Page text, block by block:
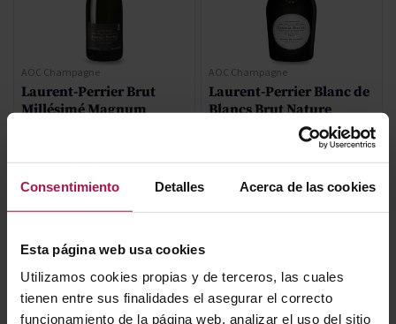
Consentimiento Detalles Acerca de las cookies
Esta página web usa cookies
Utilizamos cookies propias y de terceros, las cuales
tienen entre sus finalidades el asegurar el correcto
funcionamiento de la página web, analizar el uso del sitio
AOC Champagne
Laurent-Perrier Brut
Millésimé Magnum
278,40 €
AOC Champagne
Laurent-Perrier Blanc de
Blancs Brut Nature
Champagne Laurent-Perrier
124,30 €